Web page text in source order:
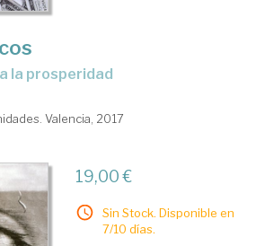
la prosperidad
Valencia, 2017
19,00 €
Sin Stock. Disponible en
7/10 días.